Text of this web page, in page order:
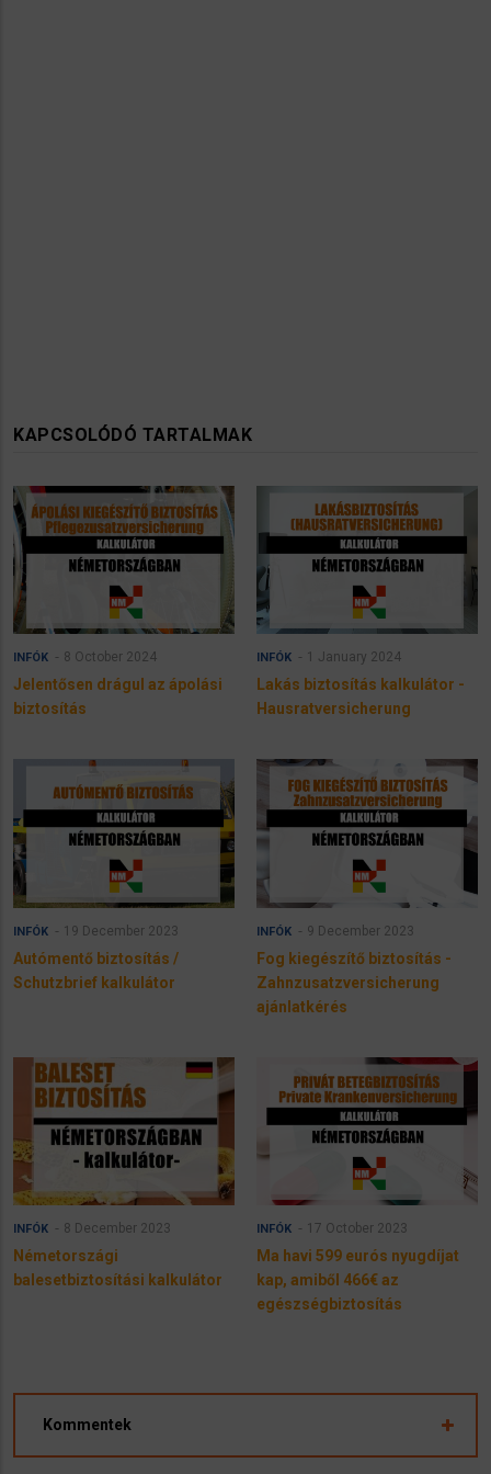
KAPCSOLÓDÓ TARTALMAK
INFÓK 8 October 2024
Jelentősen drágul az ápolási
biztosítás
INFÓK 1 January 2024
Lakás biztosítás kalkulátor -
Hausratversicherung
INFÓK 19 December 2023
Autómentő biztosítás /
Schutzbrief kalkulátor
INFÓK 9 December 2023
Fog kiegészítő biztosítás -
Zahnzusatzversicherung
ajánlatkérés
INFÓK 8 December 2023
Németországi
balesetbiztosítási kalkulátor
INFÓK 17 October 2023
Ma havi 599 eurós nyugdíjat
kap, amiből 466€ az
egészségbiztosítás
Kommentek